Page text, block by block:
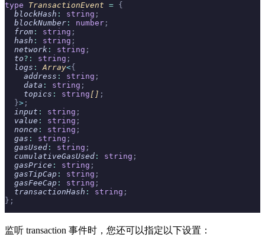
type TransactionEvent = {
  blockHash
: string ;
  blockNumber
: number ;
  from
: string ;
  hash
: string ;
  network
: string ;
  to
?: string ;
  logs
: Array<{
    address
: string ;
    data
: string ;
    topics
: string [] ;
  }
> ;
  input
: string ;
  value
: string ;
  nonce
: string ;
  gas
: string ;
  gasUsed
: string ;
  cumulativeGasUsed
: string ;
  gasPrice
: string ;
  gasTipCap
: string ;
  gasFeeCap
: string ;
  transactionHash
: string ;
};
监听 transaction 事件时，您还可以指定以下设置：